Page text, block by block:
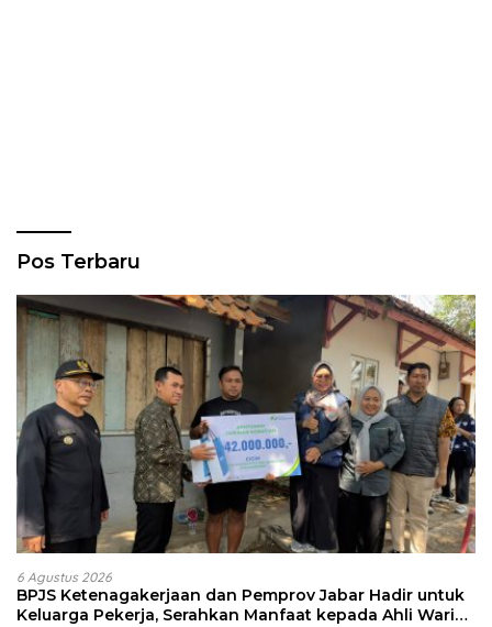
Pos Terbaru
6 Agustus 2026
BPJS Ketenagakerjaan dan Pemprov Jabar Hadir untuk
Keluarga Pekerja, Serahkan Manfaat kepada Ahli Waris